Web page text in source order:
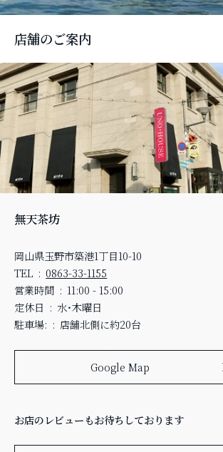
店舗のご案内
無天茶坊
岡山県玉野市築港1丁目10-10
TEL
0863-33-1155
営業時間
11:00 - 15:00
定休日
水・木曜日
駐車場:
店舗北側に約20台
Google Map
お店のレビューもお待ちしております